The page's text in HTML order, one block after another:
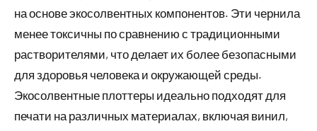
на основе экосолвентных компонентов. Эти чернила
менее токсичны по сравнению с традиционными
растворителями, что делает их более безопасными
для здоровья человека и окружающей среды.
Экосолвентные плоттеры идеально подходят для
печати на различных материалах, включая винил,